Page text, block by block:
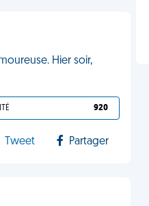
Hier soir,
920
Tweet Partager